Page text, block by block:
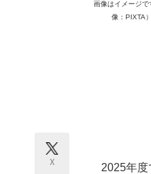
ITエン
モノづ
画像はイメージで
像：PIXTA）
X
2025年度